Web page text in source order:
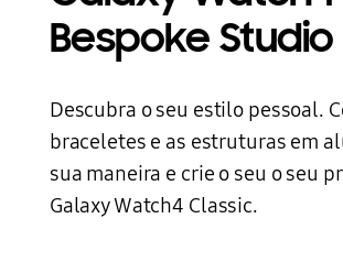
Bespoke Studio
Descubra o seu estilo pessoal.
braceletes e as estruturas em
sua maneira e crie o seu o seu
Galaxy Watch4 Classic.